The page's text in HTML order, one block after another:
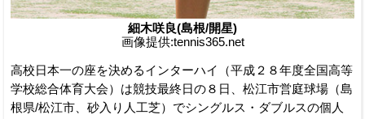
細木咲良(島根/開星)
画像提供:tennis365.net
高校日本一の座を決めるインターハイ（平成２８年度全国高等
学校総合体育大会）は競技最終日の８日、松江市営庭球場（島
根県/松江市、砂入り人工芝）でシングルス・ダブルスの個人